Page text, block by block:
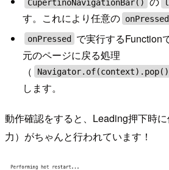
CupertinoNavigationBar()
す。これにより任意の onPressed
onPressed
で実行するFunction
元のページに戻る処理
（
Navigator.of(context).pop()
します。
動作確認をすると、Leading押下時
力）がちゃんと行われています！